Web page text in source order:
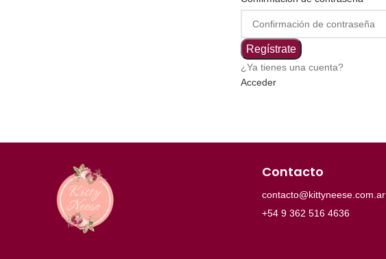
Regístrate
¿Ya tienes una cuenta?
Acceder
Contacto
contacto@kittyneese.com.ar
+54 9 362 516 4636